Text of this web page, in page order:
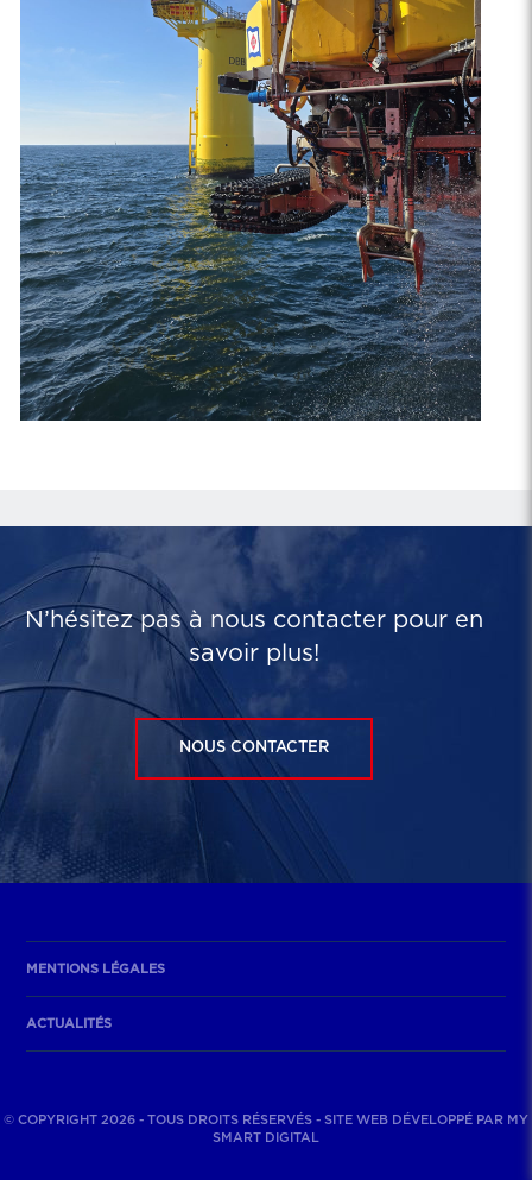
N’hésitez pas à nous contacter pour en
savoir plus!
NOUS CONTACTER
MENTIONS LÉGALES
ACTUALITÉS
© COPYRIGHT 2026 - TOUS DROITS RÉSERVÉS - SITE WEB DÉVELOPPÉ PAR MY
SMART DIGITAL